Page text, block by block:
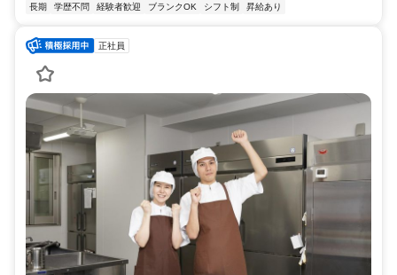
長期 学歴不問 経験者歓迎 ブランクOK シフト制 昇給あり
正社員